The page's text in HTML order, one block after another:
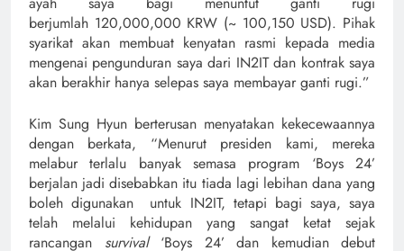
berjumlah 120,000,000 KRW (~ 100,150 USD). Pihak
syarikat akan membuat kenyatan rasmi kepada media
mengenai pengunduran saya dari IN2IT dan kontrak saya
akan berakhir hanya selepas saya membayar ganti rugi.”
Kim Sung Hyun berterusan menyatakan kekecewaannya
dengan berkata, “Menurut presiden kami, mereka
melabur terlalu banyak semasa program ‘Boys 24’
berjalan jadi disebabkan itu tiada lagi lebihan dana yang
boleh digunakan untuk IN2IT, tetapi bagi saya, saya
telah melalui kehidupan yang sangat ketat sejak
rancangan survival‘Boys 24’ dan kemudian debut